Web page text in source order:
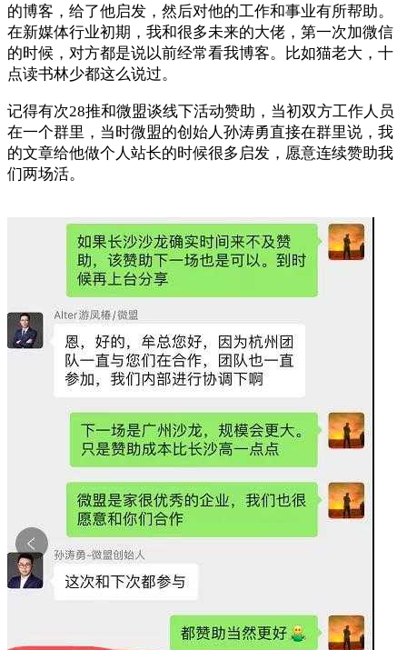
的博客，给了他启发，然后对他的工作和事业有所帮助。
在新媒体行业初期，我和很多未来的大佬，第一次加微信
的时候，对方都是说以前经常看我博客。比如猫老大，十
点读书林少都这么说过。
记得有次28推和微盟谈线下活动赞助，当初双方工作人员
在一个群里，当时微盟的创始人孙涛勇直接在群里说，我
的文章给他做个人站长的时候很多启发，愿意连续赞助我
们两场活。